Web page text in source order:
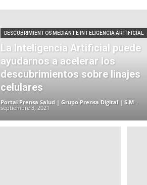
DESCUBRIMIENTOS MEDIANTE INTELIGENCIA ARTIFICIAL
La Inteligencia Artificial puede
ayudarnos a acelerar los
descubrimientos sobre linajes
celulares
Portal Prensa Salud | Grupo Prensa Digital | S.M -
septiembre 3, 2021